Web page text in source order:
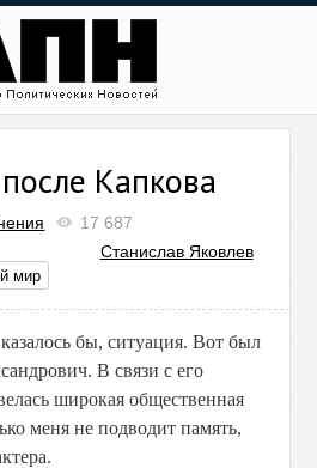
Капкова
17 687
Станислав Яковлев
мир
бы, ситуация. Вот был
В связи с его
широкая общественная
меня не подводит память,